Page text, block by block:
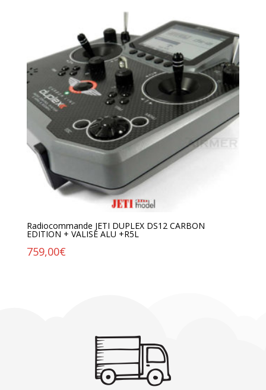
Radiocommande JETI DUPLEX DS12 CARBON
EDITION + VALISE ALU +R5L
759,00€